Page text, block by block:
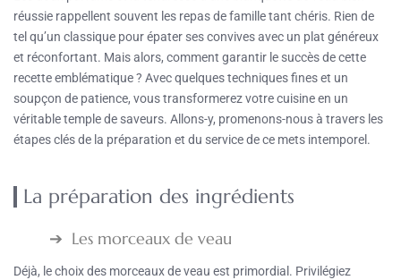
réussie rappellent souvent les repas de famille tant chéris. Rien de
tel qu’un classique pour épater ses convives avec un plat généreux
et réconfortant. Mais alors, comment garantir le succès de cette
recette emblématique ? Avec quelques techniques fines et un
soupçon de patience, vous transformerez votre cuisine en un
véritable temple de saveurs. Allons-y, promenons-nous à travers les
étapes clés de la préparation et du service de ce mets intemporel.
La préparation des ingrédients
Les morceaux de veau
Déjà, le choix des morceaux de veau est primordial. Privilégiez